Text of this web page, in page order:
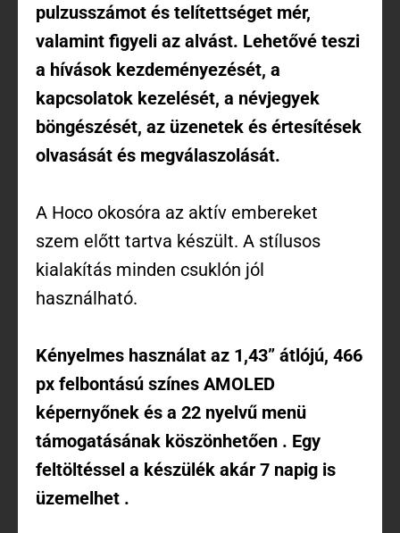
pulzusszámot és telítettséget mér,
valamint figyeli az alvást. Lehetővé teszi
a hívások kezdeményezését, a
kapcsolatok kezelését, a névjegyek
böngészését, az üzenetek és értesítések
olvasását és megválaszolását.
A Hoco okosóra az aktív embereket
szem előtt tartva készült. A stílusos
kialakítás minden csuklón jól
használható.
Kényelmes használat az 1,43” átlójú, 466
px felbontású színes AMOLED
képernyőnek és a 22 nyelvű menü
támogatásának köszönhetően . Egy
feltöltéssel a készülék akár 7 napig is
üzemelhet .